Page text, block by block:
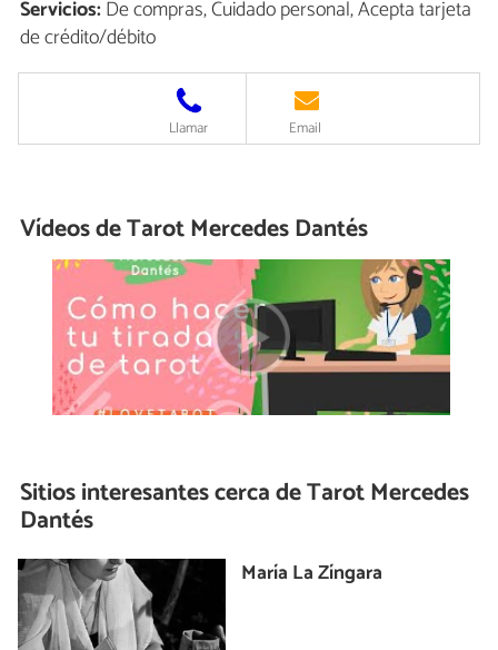
Servicios:De compras, Cuidado personal, Acepta tarjeta
de crédito/débito
Llamar Email
Vídeos de Tarot Mercedes Dantés
Sitios interesantes cerca deTarot Mercedes
Dantés
María La Zíngara